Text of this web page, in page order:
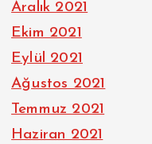
Aralık 2021
Ekim 2021
Eylül 2021
Ağustos 2021
Temmuz 2021
Haziran 2021